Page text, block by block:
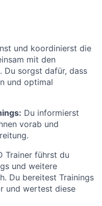
und koordinierst die
mit den
Du sorgst dafür, dass
und optimal
Du informierst
vorab und
Trainer führst du
und weitere
Du bereitest Trainings
und wertest diese